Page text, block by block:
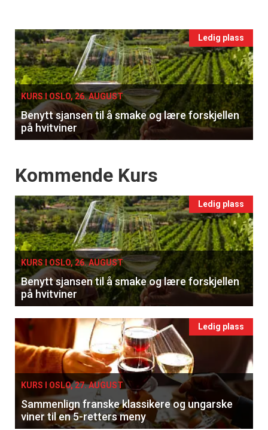
Events
single
Ledig plass
KURS I OSLO, 26. AUGUST
Benytt sjansen til å smake og lære forskjellen
på hvitviner
Events
Kommende Kurs
Ledig plass
KURS I OSLO, 26. AUGUST
Benytt sjansen til å smake og lære forskjellen
på hvitviner
Ledig plass
KURS I OSLO, 27. AUGUST
Sammenlign franske klassikere og ungarske
viner til en 5-retters meny